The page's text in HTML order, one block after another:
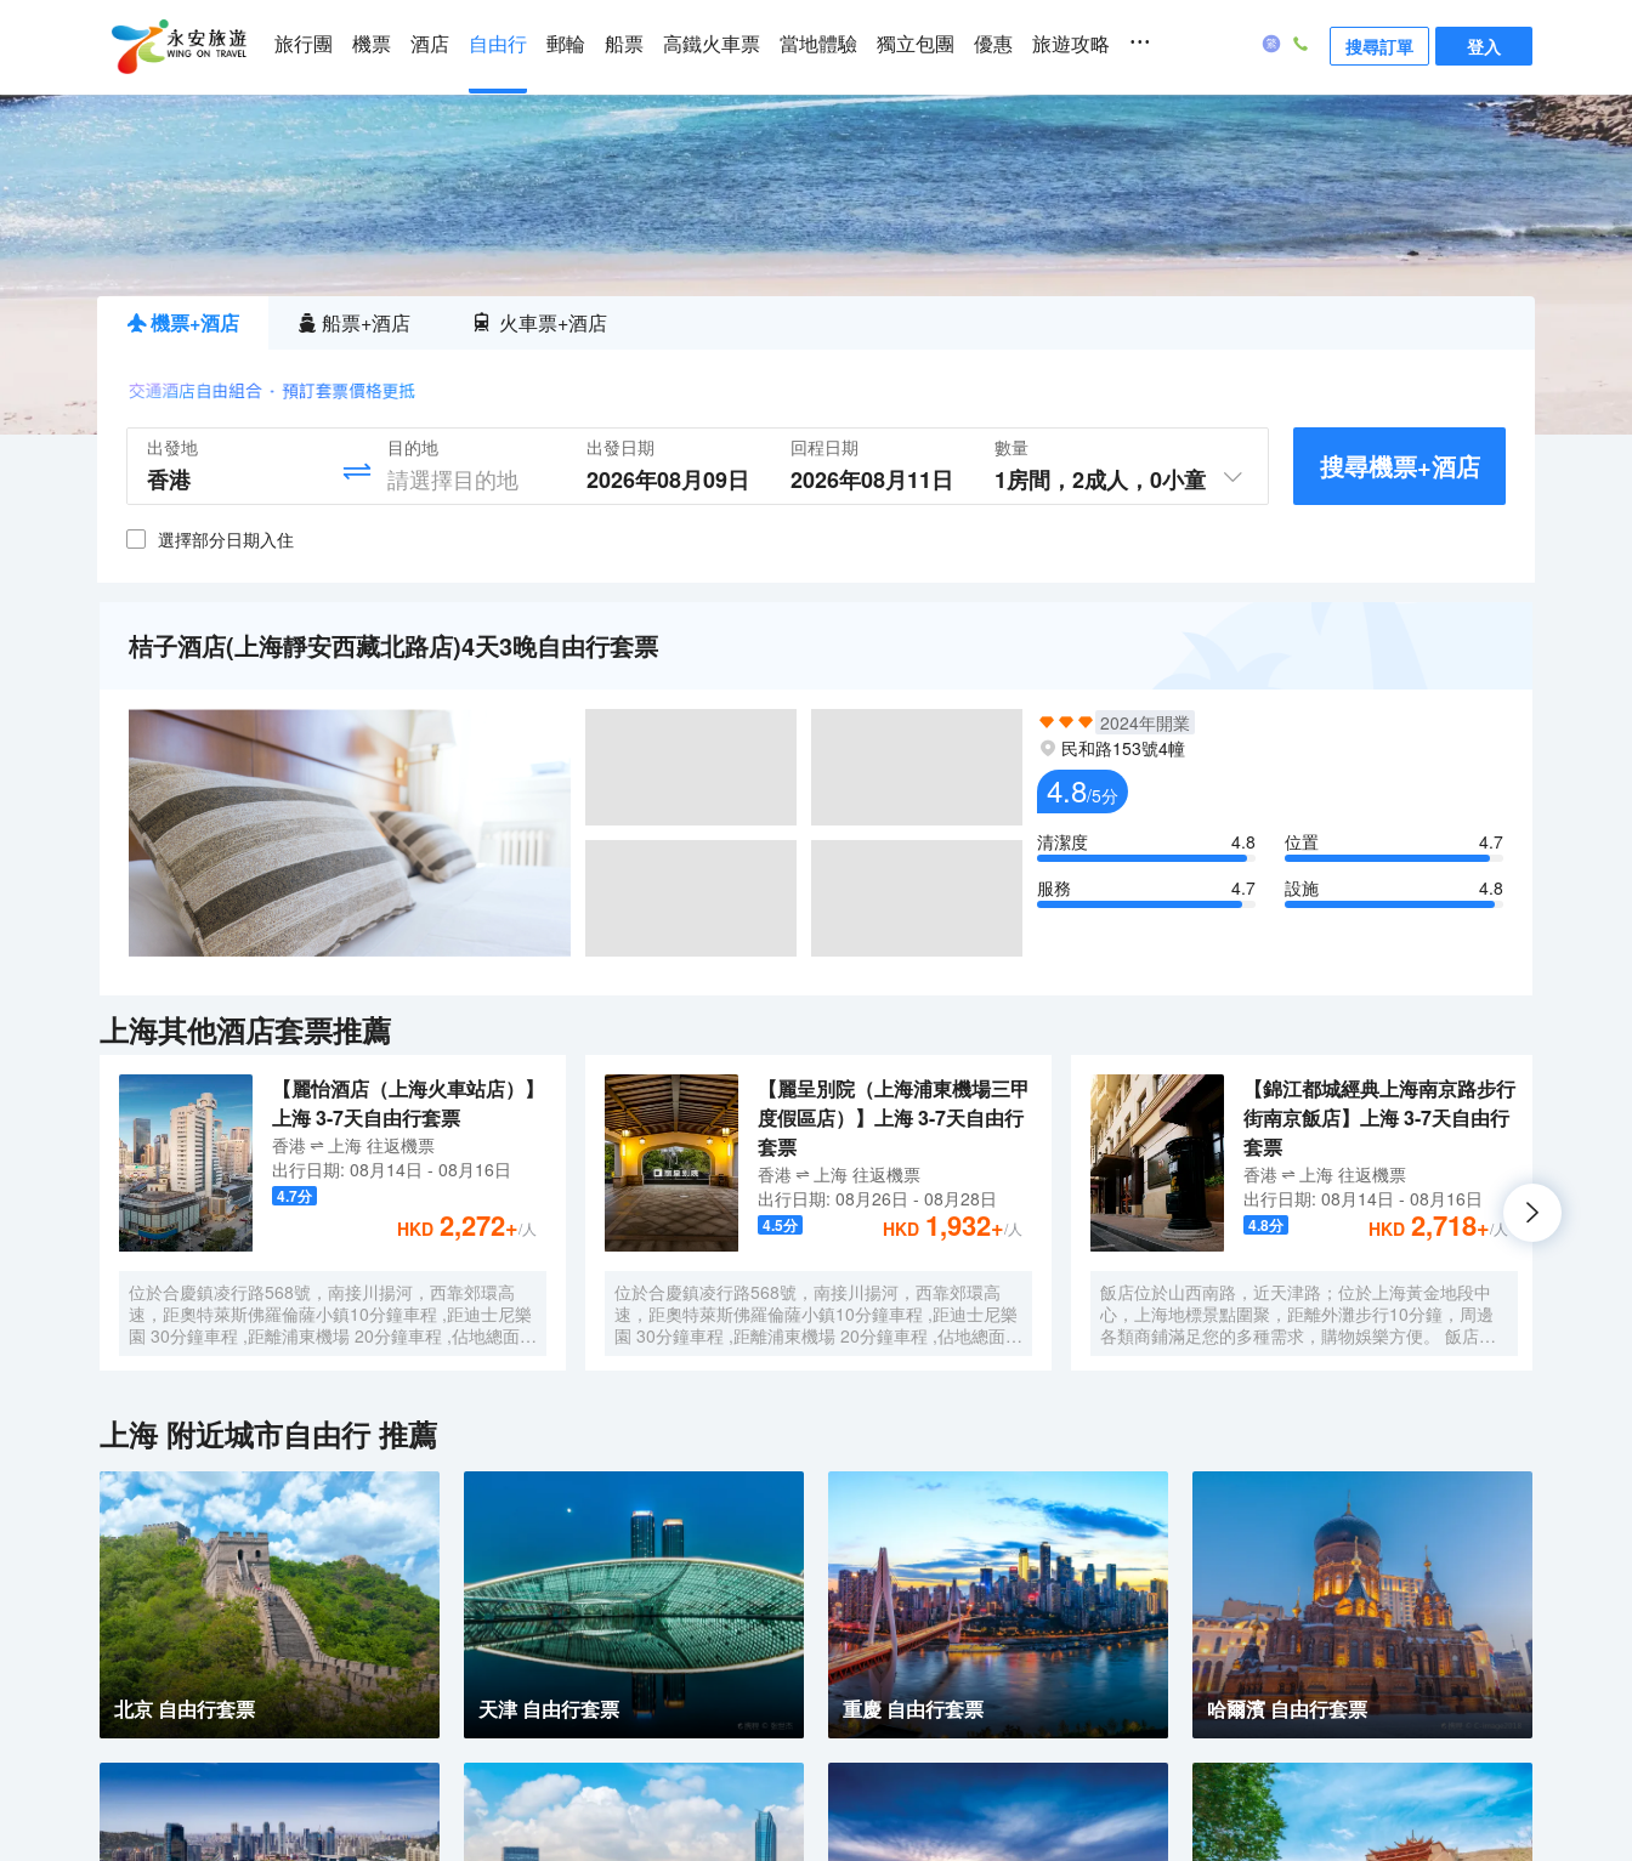
旅行團 機票 酒店 自由行 郵輪 船票 高鐵火車票 當地體驗 獨立包團 優惠 旅遊攻略 ... 搜尋訂單 登入
機票+酒店 船票+酒店 火車票+酒店
出發地 目的地 出發日期
2026年08月09日
回程日期
2026年08月11日
數量
1房間， 2成人， 0小童 搜尋機票+酒店
選擇部分日期入住
桔子酒店(上海靜安西藏北路店)4天3晚自由行套票
2024年開業
民和路153號4幢
4.8/5分
清潔度
4.8 位置
4.7
服務
4.7 設施 4.8
上海其他酒店套票推薦
【麗怡酒店（上海火車站店）】
上海 3-7天自由行套票
香港 上海 往返機票
出行日期: 08月14日 - 08月16日
4.7分
HKD 2,272+/人
位於合慶鎮凌行路568號，南接川揚河，西靠郊環高
速，距奧特萊斯佛羅倫薩小鎮10分鐘車程 ,距迪士尼樂
園 30分鐘車程 ,距離浦東機場 20分鐘車程 ,佔地總面積
景區。 酒店整體以蘇式園林為主調， 精緻、古樸的四
合院酒店 古色古香、花草蘢葱、鳥語花香 配以現代化
的設施以及標準化、人性化的服務。
【麗呈別院（上海浦東機場三甲
度假區店）】上海 3-7天自由行
套票
香港 上海 往返機票
出行日期: 08月26日 - 08月28日
4.5分 HKD 1,932+/人
位於合慶鎮凌行路568號，南接川揚河，西靠郊環高
速，距奧特萊斯佛羅倫薩小鎮10分鐘車程 ,距迪士尼樂
園 30分鐘車程 ,距離浦東機場 20分鐘車程 ,佔地總面積
的設施以及標準化、人性化的服務。
【錦江都城經典上海南京路步行
街南京飯店】上海 3-7天自由行
套票
香港 上海 往返機票
出行日期: 08月14日 - 08月16日
4.8分 HKD 2,718+/人
飯店位於山西南路，近天津路；位於上海黃金地段中
心，上海地標景點圍聚，距離外灘步行10分鐘，周邊
各類商鋪滿足您的多種需求，購物娛樂方便。 飯店，
有無線WIFI、中西式自助餐廳、大堂吧、會議室，自
助餐廳提供營養、豐富、藝術的自助早餐，多種選擇的
午晚餐，每日下午2點至4點提供“社交時光”供您享用飲
料、小食，飯店是您旅遊、商務的上佳選擇。
上海附近城市自由行 推薦
北京 自由行套票 天津 自由行套票 重慶 自由行套票 哈爾濱 自由行套票